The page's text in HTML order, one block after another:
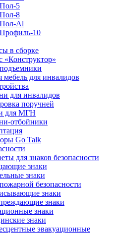
5
8
Al
10
в сборке
«Конструктор»
мебель для инвалидов
для инвалидов
поручней
для МГН
отбойники
Go Talk
для знаков безопасности
знаки
знаки
безопасности
знаки
знаки
знаки
знаки
эвакуационные